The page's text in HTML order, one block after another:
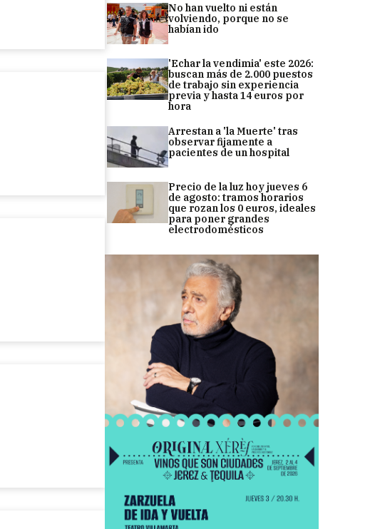
No han vuelto ni están
volviendo, porque no se
habían ido
'Echar la vendimia' este 2026:
buscan más de 2.000 puestos
de trabajo sin experiencia
previa y hasta 14 euros por
hora
Arrestan a 'la Muerte' tras
observar fijamente a
pacientes de un hospital
Precio de la luz hoy jueves 6
de agosto: tramos horarios
que rozan los 0 euros, ideales
para poner grandes
electrodomésticos